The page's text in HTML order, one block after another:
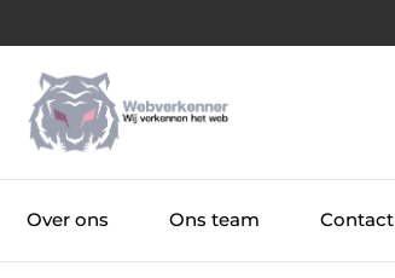
Over ons Ons team Contact